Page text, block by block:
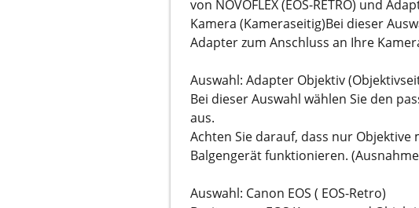
von NOVOFLEX (EOS-RETRO) und
Kamera (Kameraseitig)Bei dieser
Adapter zum Anschluss an Ihre
Auswahl: Adapter Objektiv
Bei dieser Auswahl wählen Sie den
aus.
Achten Sie darauf, dass nur
Balgengerät funktionieren.
Auswahl: Canon EOS ( EOS-Retro)